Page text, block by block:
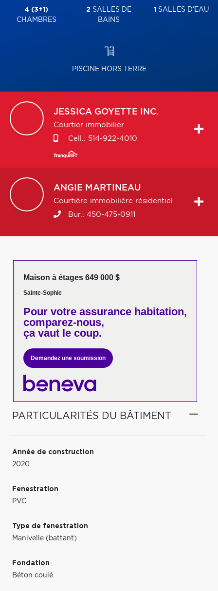
4 (3+1)
CHAMBRES
2 SALLES DE
BAINS
1 SALLES D'EAU
PISCINE HORS TERRE
JESSICA GOYETTE INC.
Courtier immobilier
Cell.: 514-922-4010
ANGIE MARTINEAU
Courtière immobilière résidentiel
Bur.: 450-475-0911
Maison à étages 649 000 $
Sainte-Sophie
Pour votreassurance habitation,
comparez-nous,
ça vaut le coup.
Demandez une soumission
PARTICULARITÉS DU BÂTIMENT
Année de construction
2020
Fenestration
PVC
Type de fenestration
Manivelle (battant)
Fondation
Béton coulé